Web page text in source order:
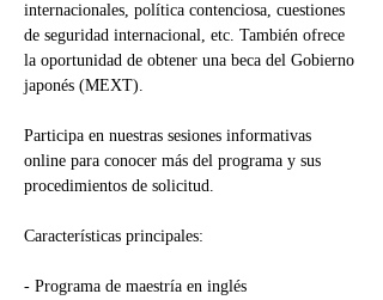
internacionales, política contenciosa, cuestiones
de seguridad internacional, etc. También ofrece
la oportunidad de obtener una beca del Gobierno
japonés (MEXT).
Participa en nuestras sesiones informativas
online para conocer más del programa y sus
procedimientos de solicitud.
Características principales:
- Programa de maestría en inglés